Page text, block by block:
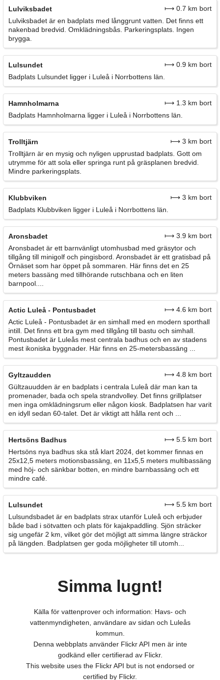
Lulviksbadet
⟼ 0.7 km bort
Lulviksbadet är en badplats med långgrunt vatten. Det finns ett
nakenbad bredvid. Omklädningsbås. Parkeringsplats. Ingen
brygga.
Lulsundet
⟼ 0.9 km bort
Badplats Lulsundet ligger i Luleå i Norrbottens län.
Hamnholmarna
⟼ 1.3 km bort
Badplats Hamnholmarna ligger i Luleå i Norrbottens län.
Trolltjärn
⟼ 3 km bort
Trolltjärn är en mysig och nyligen upprustad badplats. Gott om
utrymme för att sola eller springa runt på gräsplanen bredvid.
Mindre parkeringsplats.
Klubbviken
⟼ 3 km bort
Badplats Klubbviken ligger i Luleå i Norrbottens län.
Aronsbadet
⟼ 3.9 km bort
Aronsbadet är ett barnvänligt utomhusbad med gräsytor och
tillgång till minigolf och pingisbord. Aronsbadet är ett gratisbad på
Örnäset som har öppet på sommaren. Här finns det en 25
meters bassäng med tillhörande rutschbana och en liten
barnpool....
Actic Luleå - Pontusbadet
⟼ 4.6 km bort
Actic Luleå - Pontusbadet är en simhall med en modern sporthall
intill. Det finns ett bra gym med tillgång till bastu och simhall.
Pontusbadet är Luleås mest centrala badhus och en av stadens
mest ikoniska byggnader. Här finns en 25-metersbassäng ...
Gyltzaudden
⟼ 4.8 km bort
Gültzauudden är en badplats i centrala Luleå där man kan ta
promenader, bada och spela strandvolley. Det finns grillplatser
men inga omklädningsrum eller någon kiosk. Badplatsen har varit
en idyll sedan 60-talet. Det är viktigt att hålla rent och ...
Hertsöns Badhus
⟼ 5.5 km bort
Hertsöns nya badhus ska stå klart 2024, det kommer finnas en
25x12,5 meters motionsbassäng, en 11x5,5 meters multibassäng
med höj- och sänkbar botten, en mindre barnbassäng och ett
mindre café.
Lulsundet
⟼ 5.5 km bort
Lulsundsbadet är en badplats strax utanför Luleå och erbjuder
både bad i sötvatten och plats för kajakpaddling. Sjön sträcker
sig ungefär 2 km, vilket gör det möjligt att simma längre sträckor
på längden. Badplatsen ger goda möjligheter till utomh...
Simma lugnt!
Källa för vattenprover och information: Havs- och
vattenmyndigheten, användare av sidan och Luleås
kommun.
Denna webbplats använder Flickr API men är inte
godkänd eller certifierad av Flickr.
This website uses the Flickr API but is not endorsed or
certified by Flickr.